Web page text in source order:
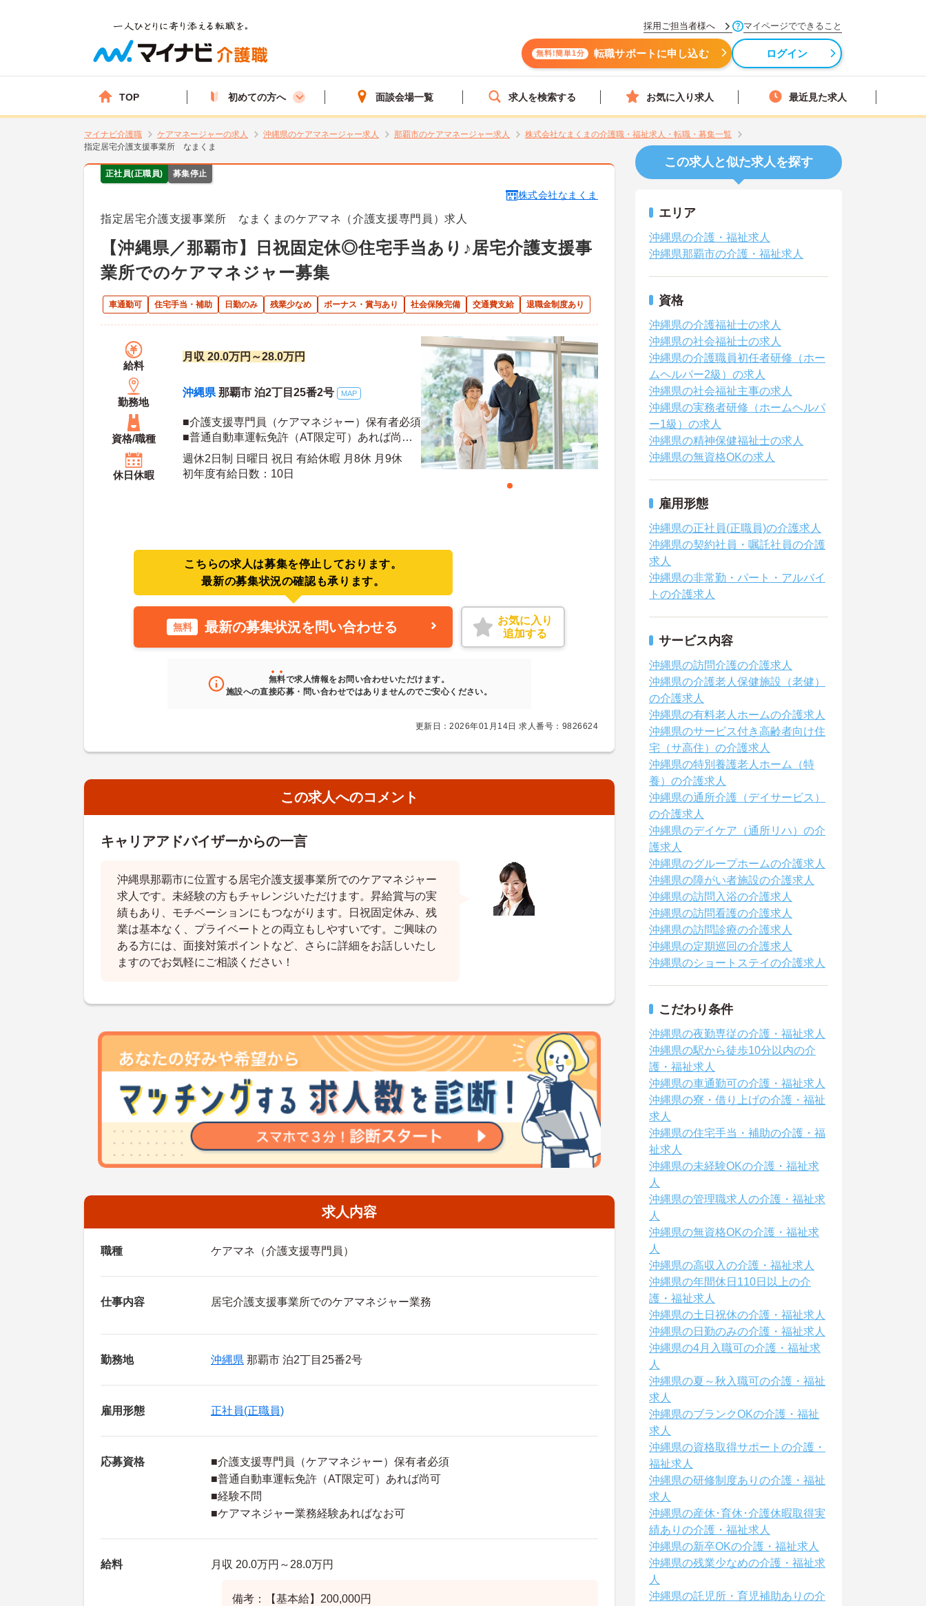
採用ご担当者様へ マイページでできること
無料!簡単1分 転職サポートに申し込む ログイン
TOP 初めての方へ 面談会場一覧 求人を検索する お気に入り求人 最近見た求人
マイナビ介護職 ケアマネージャーの求人 沖縄県のケアマネージャー求人 那覇市のケアマネージャー求人
株式会社なまくまの介護職・福祉求人・転職・募集一覧
指定居宅介護支援事業所 なまくま
正社員(正職員) 募集停止
株式会社なまくま
指定居宅介護支援事業所 なまくまのケアマネ（介護支援専門員）求人
【沖縄県／那覇市】日祝固定休◎住宅手当あり♪居宅介護支援事
業所でのケアマネジャー募集
車通勤可 住宅手当・補助 日勤のみ 残業少なめ ボーナス・賞与あり 社会保険完備 交通費支給 退職金制度あり
給料
月収 20.0万円～28.0万円
勤務地
沖縄県 那覇市 泊2丁目25番2号 MAP
資格/職種
■介護支援専門員（ケアマネジャー）保有者必須
■普通自動車運転免許（AT限定可）あれば尚可
■経験不問 ■ケアマネジャー業務経験あればなお
可
休日休暇
週休2日制 日曜日 祝日 有給休暇 月8休 月9休
初年度有給日数：10日
こちらの求人は募集を停止しております。
最新の募集状況の確認も承ります。
無料 最新の募集状況を問い合わせる
お気に入り
追加する
無料で求人情報をお問い合わせいただけます。
施設への直接応募・問い合わせではありませんのでご安心ください。
更新日：2026年01月14日 求人番号：9826624
この求人へのコメント
キャリアアドバイザーからの一言
沖縄県那覇市に位置する居宅介護支援事業所でのケアマネジャー
求人です。未経験の方もチャレンジいただけます。昇給賞与の実
績もあり、モチベーションにもつながります。日祝固定休み、残
業は基本なく、プライベートとの両立もしやすいです。ご興味の
ある方には、面接対策ポイントなど、さらに詳細をお話しいたし
ますのでお気軽にご相談ください！
求人内容
職種 ケアマネ（介護支援専門員）
仕事内容 居宅介護支援事業所でのケアマネジャー業務
勤務地 沖縄県 那覇市 泊2丁目25番2号
雇用形態 正社員(正職員)
応募資格
■介護支援専門員（ケアマネジャー）保有者必須
■普通自動車運転免許（AT限定可）あれば尚可
■経験不問
■ケアマネジャー業務経験あればなお可
給料 月収 20.0万円～28.0万円
備考：【基本給】200,000円
この求人と似た求人を探す
エリア
沖縄県の介護・福祉求人
沖縄県那覇市の介護・福祉求人
資格
沖縄県の介護福祉士の求人
沖縄県の社会福祉士の求人
沖縄県の介護職員初任者研修（ホー
ムヘルパー2級）の求人
沖縄県の社会福祉主事の求人
沖縄県の実務者研修（ホームヘルパ
ー1級）の求人
沖縄県の精神保健福祉士の求人
沖縄県の無資格OKの求人
雇用形態
沖縄県の正社員(正職員)の介護求人
沖縄県の契約社員・嘱託社員の介護
求人
沖縄県の非常勤・パート・アルバイ
トの介護求人
サービス内容
沖縄県の訪問介護の介護求人
沖縄県の介護老人保健施設（老健）
の介護求人
沖縄県の有料老人ホームの介護求人
沖縄県のサービス付き高齢者向け住
宅（サ高住）の介護求人
沖縄県の特別養護老人ホーム（特
養）の介護求人
沖縄県の通所介護（デイサービス）
の介護求人
沖縄県のデイケア（通所リハ）の介
護求人
沖縄県のグループホームの介護求人
沖縄県の障がい者施設の介護求人
沖縄県の訪問入浴の介護求人
沖縄県の訪問看護の介護求人
沖縄県の訪問診療の介護求人
沖縄県の定期巡回の介護求人
沖縄県のショートステイの介護求人
こだわり条件
沖縄県の夜勤専従の介護・福祉求人
沖縄県の駅から徒歩10分以内の介
護・福祉求人
沖縄県の車通勤可の介護・福祉求人
沖縄県の寮・借り上げの介護・福祉
求人
沖縄県の住宅手当・補助の介護・福
祉求人
沖縄県の未経験OKの介護・福祉求
人
沖縄県の管理職求人の介護・福祉求
人
沖縄県の無資格OKの介護・福祉求
人
沖縄県の高収入の介護・福祉求人
沖縄県の年間休日110日以上の介
護・福祉求人
沖縄県の土日祝休の介護・福祉求人
沖縄県の日勤のみの介護・福祉求人
沖縄県の4月入職可の介護・福祉求
人
沖縄県の夏～秋入職可の介護・福祉
求人
沖縄県のブランクOKの介護・福祉
求人
沖縄県の資格取得サポートの介護・
福祉求人
沖縄県の研修制度ありの介護・福祉
求人
沖縄県の産休･育休･介護休暇取得実
績ありの介護・福祉求人
沖縄県の新卒OKの介護・福祉求人
沖縄県の残業少なめの介護・福祉求
人
沖縄県の託児所・育児補助ありの介